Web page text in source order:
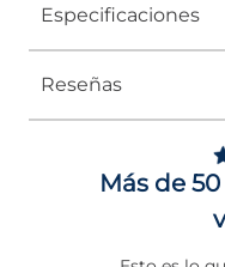
Especificaciones
Tipo
Género
Reseñas
Más de